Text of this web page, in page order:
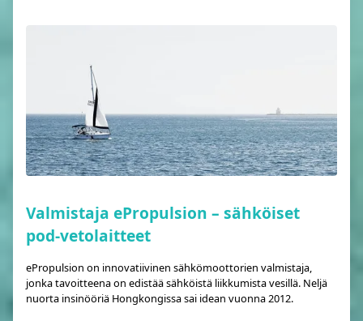
Valmistaja ePropulsion – sähköiset
pod-vetolaitteet
ePropulsion on innovatiivinen sähkömoottorien valmistaja,
jonka tavoitteena on edistää sähköistä liikkumista vesillä. Neljä
nuorta insinööriä Hongkongissa sai idean vuonna 2012.